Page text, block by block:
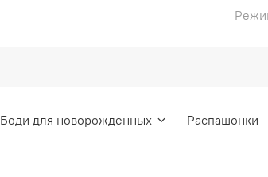
Боди для новорожденных Распашонки